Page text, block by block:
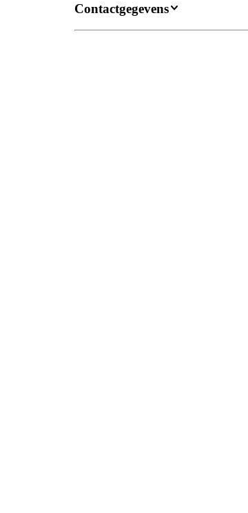
Contactgegevens